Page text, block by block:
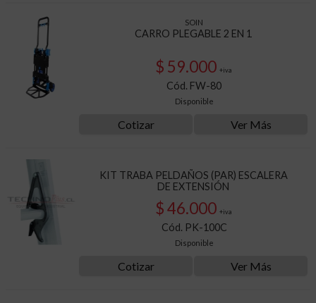
SOIN
CARRO PLEGABLE 2 EN 1
$ 59.000 +iva
Cód. FW-80
Disponible
Cotizar Ver Más
KIT TRABA PELDAÑOS (PAR) ESCALERA
DE EXTENSIÓN
$ 46.000 +iva
Cód. PK-100C
Disponible
Cotizar Ver Más